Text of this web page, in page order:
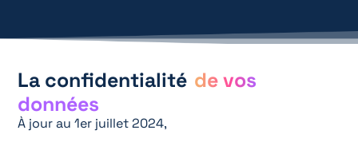
La confidentialité de vos
données
À jour au 1er juillet 2024,